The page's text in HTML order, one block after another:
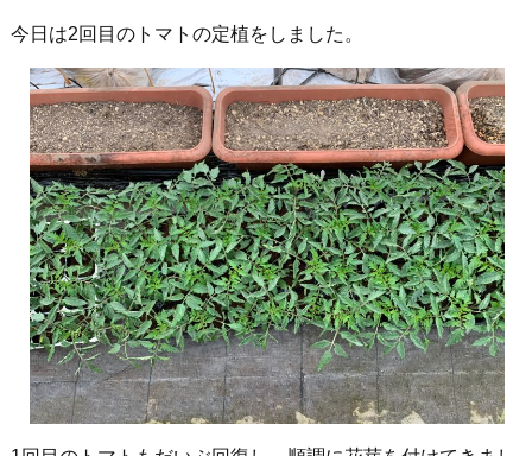
今日は2回目のトマトの定植をしました。